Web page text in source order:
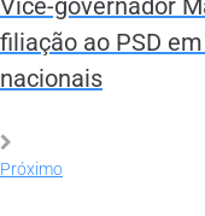
Vice-governador
filiação ao PSD
nacionais
Próximo